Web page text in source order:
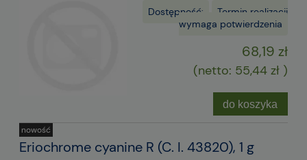
Dostępność:
Termin realizacji
wymaga potwierdzenia
68,19 zł
(netto: 55,44 zł )
do koszyka
Eriochrome cyanine R (C. I. 43820), 1 g
nowość